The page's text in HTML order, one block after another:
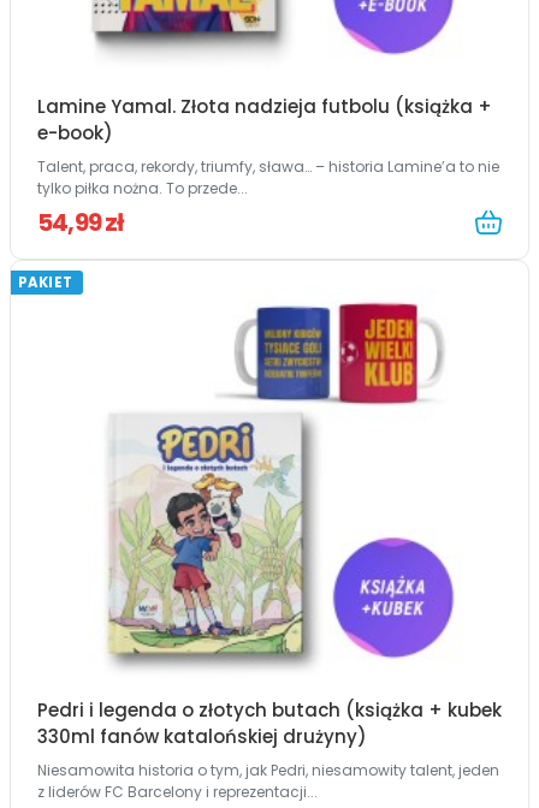
Lamine Yamal. Złota nadzieja futbolu (książka +
e-book)
Talent, praca, rekordy, triumfy, sława… – historia Lamine’a to nie
tylko piłka nożna. To przede...
54,99 zł
PAKIET
Pedri i legenda o złotych butach (książka + kubek
330ml fanów katalońskiej drużyny)
Niesamowita historia o tym, jak Pedri, niesamowity talent, jeden
z liderów FC Barcelony i reprezentacji...